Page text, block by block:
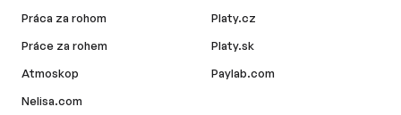
Práca za rohom
Práce za rohem
Atmoskop
Nelisa.com
Platy.cz
Platy.sk
Paylab.com